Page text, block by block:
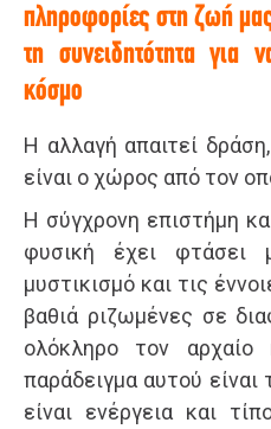
πληροφορίες στη ζωή
τη συνειδητότητα για
κόσμο
Η αλλαγή απαιτεί
είναι ο χώρος από τον
Η σύγχρονη επιστήμη
φυσική έχει φτάσει
μυστικισμό και τις
βαθιά ριζωμένες σε
ολόκληρο τον αρχαίο
παράδειγμα αυτού
είναι ενέργεια και